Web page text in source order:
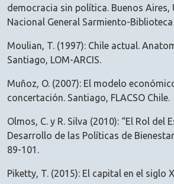
democracia sin política. Buenos Aires,
Nacional General Sarmiento-
Moulian, T. (1997): Chile actual.
Santiago, LOM-ARCIS.
Muñoz, O. (2007): El modelo
concertación. Santiago, FLACSO Chile.
Olmos, C. y R. Silva (2010): “El Rol del
Desarrollo de las Políticas de
89-101.
Piketty, T. (2015): El capital en el siglo